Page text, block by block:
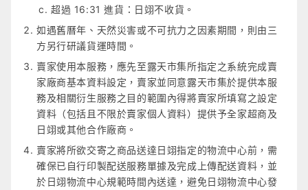
超過 16:31 進貨：日翊不收貨。
如遇舊曆年、天然災害或不可抗力之因素期間，則由三
方另行研議貨運時間。
賣家使用本服務，應先至露天市集所指定之系統完成賣
家廠商基本資料設定，賣家並同意露天市集於提供本服
務及相關衍生服務之目的範圍內得將賣家所填寫之設定
資料（包括且不限於賣家個人資料）提供予全家超商及
日翊或其他合作廠商。
賣家將所欲交寄之商品送達日翊指定的物流中心前，需
確保已自行印製配送服務單據及完成上傳配送資料，並
於日翊物流中心規範時間內送達，避免日翊物流中心發